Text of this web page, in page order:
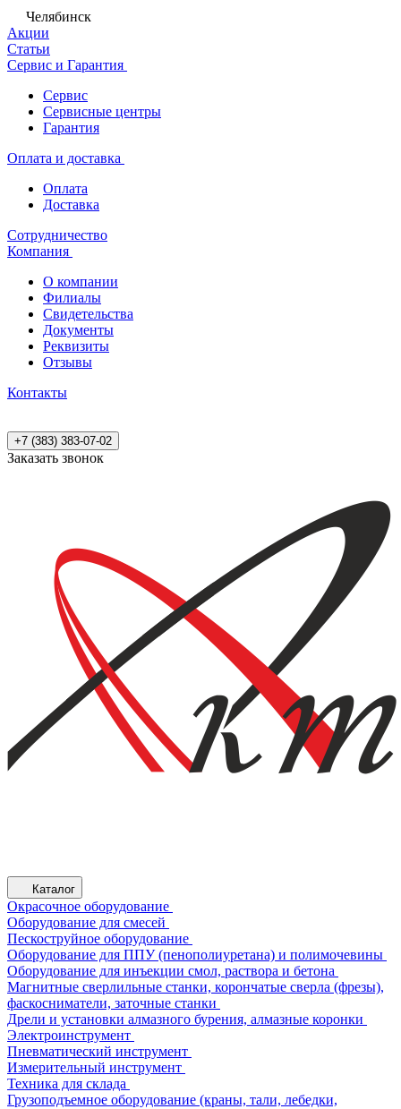
Челябинск
Акции
Статьи
Сервис и Гарантия
Сервис
Сервисные центры
Гарантия
Оплата и доставка
Оплата
Доставка
Сотрудничество
Компания
О компании
Филиалы
Свидетельства
Документы
Реквизиты
Отзывы
Контакты
+7 (383) 383-07-02
Заказать звонок
Каталог
Окрасочное оборудование
Оборудование для смесей
Пескоструйное оборудование
Оборудование для ППУ (пенополиуретана) и полимочевины
Оборудование для инъекции смол, раствора и бетона
Магнитные сверлильные станки, корончатые сверла (фрезы),
фаскосниматели, заточные станки
Дрели и установки алмазного бурения, алмазные коронки
Электроинструмент
Пневматический инструмент
Измерительный инструмент
Техника для склада
Грузоподъемное оборудование (краны, тали, лебедки,